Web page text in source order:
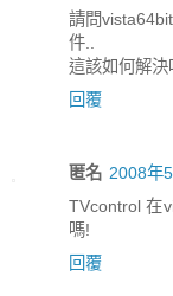
請問
件..
這該如何解決
回覆
匿名 2008年
TVcontrol 在
嗎!
回覆